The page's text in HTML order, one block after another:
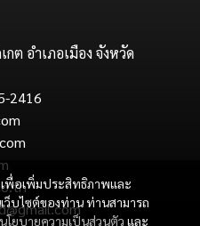
เพื่อเพิ่มประสิทธิภาพและ
ว็บไซต์ของท่าน ท่านสามารถ
นโยบายความเป็นส่วนตัว และ
ต อำเภอเมือง จังหวัด
2416